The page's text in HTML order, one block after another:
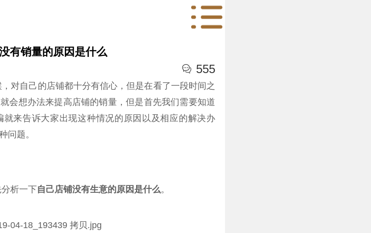
有销量的原因是什么
 555
对自己的店铺都十分有信心，但是在看了一段时间之
会想办法来提高店铺的销量，但是首先我们需要知道
来告诉大家出现这种情况的原因以及相应的解决办
问题。
析一下自己店铺没有生意的原因是什么。